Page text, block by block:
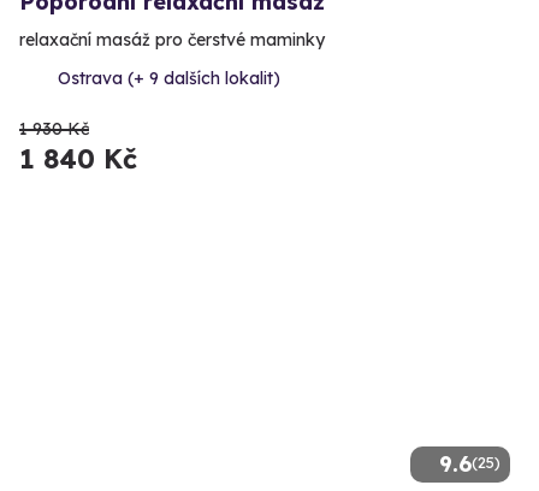
relaxační masáž pro čerstvé maminky
Ostrava (+ 9 dalších lokalit)
1 930 Kč
1 840 Kč
9.6(25)